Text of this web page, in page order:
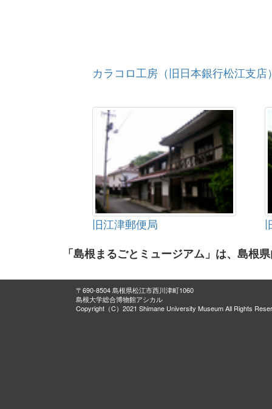
カラコロ工房（旧日本銀行松江支店
旧江津郵便局
「島根まるごとミュージアム」は、島根
〒690-8504 島根県松江市西川津町1060
島根大学総合博物館アシカル
Copyright（C）2021 Shimane University Museum All Rights